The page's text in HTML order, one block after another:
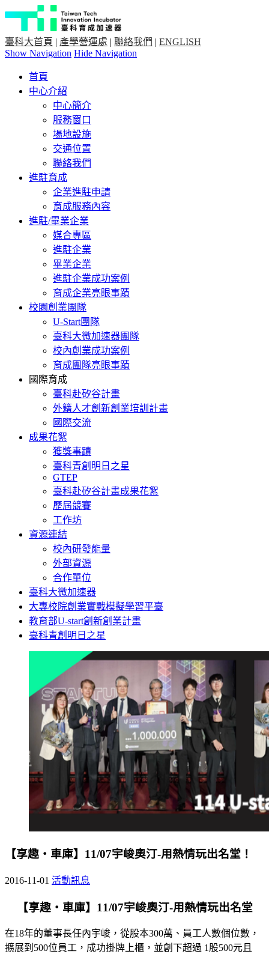
臺科大首頁 | 產學營運處 | 聯絡我們 | ENGLISH
Show Navigation Hide Navigation
首頁
中心介紹
中心簡介
服務窗口
場地設施
交通位置
聯絡我們
進駐育成
企業進駐申請
育成服務內容
進駐/畢業企業
媒合專區
進駐企業
畢業企業
進駐企業成功案例
育成企業亮眼事蹟
校園創業團隊
U-Start團隊
臺科大微加速器團隊
校內創業成功案例
育成團隊亮眼事蹟
國際育成
臺科赴矽谷計畫
外籍人才創新創業培訓計畫
國際交流
成果花絮
獲獎事蹟
臺科青創明日之星
GTEP
臺科赴矽谷計畫成果花絮
歷屆競賽
工作坊
資源連結
校內研發能量
外部資源
合作單位
臺科大微加速器
大專校院創業實戰模擬學習平臺
教育部U-start創新創業計畫
臺科青創明日之星
【享趣‧車庫】11/07宇峻奧汀-用熱情玩出名堂！
2016-11-01 活動訊息
【享趣‧車庫】11/07宇峻奧汀-用熱情玩出名堂
在18年的董事長任內宇峻，從股本300萬、員工人數個位數，
擴展到500位員工，成功掛牌上櫃，並創下超過 1股500元且